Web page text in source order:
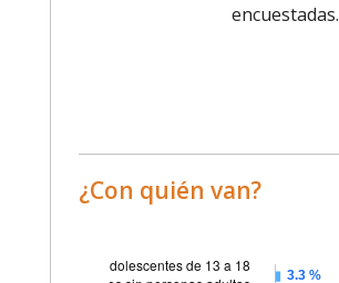
encuestadas.
¿Con quién van?